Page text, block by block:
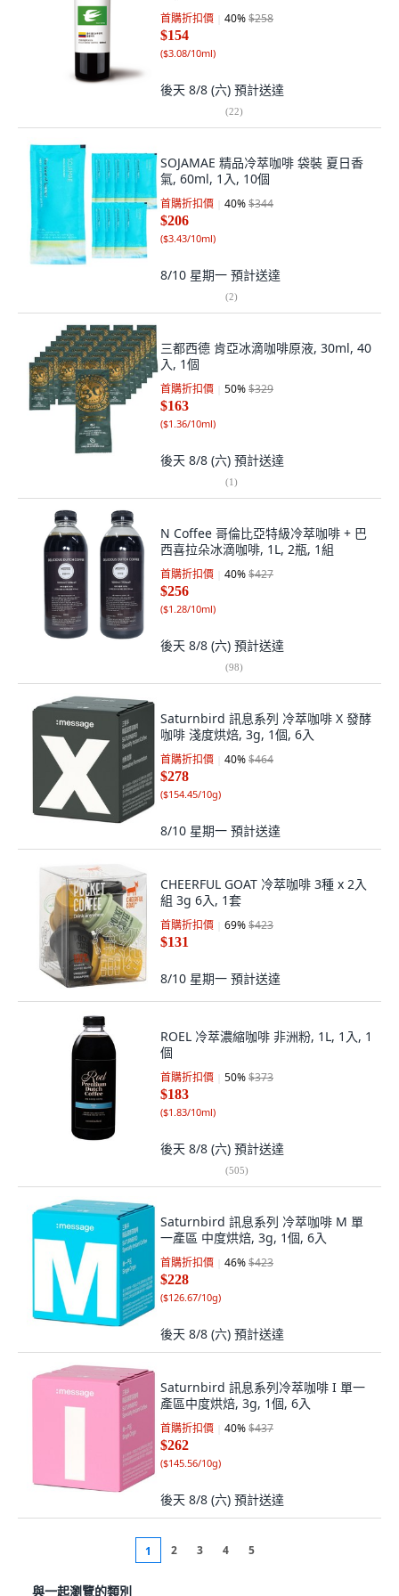
首購折扣價 40%$258
$154
($3.08/10ml)
後天 8/8 (六) 預計送達
(22)
SOJAMAE 精品冷萃咖啡 袋裝 夏日香
氣, 60ml, 1入, 10個
首購折扣價 40%$344
$206
($3.43/10ml)
8/10 星期一 預計送達
(2)
三都西德 肯亞冰滴咖啡原液, 30ml, 40
入, 1個
首購折扣價 50%$329
$163
($1.36/10ml)
後天 8/8 (六) 預計送達
(1)
N Coffee 哥倫比亞特級冷萃咖啡 + 巴
西喜拉朵冰滴咖啡, 1L, 2瓶, 1組
首購折扣價 40%$427
$256
($1.28/10ml)
後天 8/8 (六) 預計送達
(98)
Saturnbird 訊息系列 冷萃咖啡 X 發酵
咖啡 淺度烘焙, 3g, 1個, 6入
首購折扣價 40%$464
$278
($154.45/10g)
8/10 星期一 預計送達
CHEERFUL GOAT 冷萃咖啡 3種 x 2入
組 3g 6入, 1套
首購折扣價 69%$423
$131
8/10 星期一 預計送達
ROEL 冷萃濃縮咖啡 非洲粉, 1L, 1入, 1
個
首購折扣價 50%$373
$183
($1.83/10ml)
後天 8/8 (六) 預計送達
(505)
Saturnbird 訊息系列 冷萃咖啡 M 單
一產區 中度烘焙, 3g, 1個, 6入
首購折扣價 46%$423
$228
($126.67/10g)
後天 8/8 (六) 預計送達
Saturnbird 訊息系列冷萃咖啡 I 單一
產區中度烘焙, 3g, 1個, 6入
首購折扣價 40%$437
$262
($145.56/10g)
後天 8/8 (六) 預計送達
1 2 3 4 5
與一起瀏覽的類別